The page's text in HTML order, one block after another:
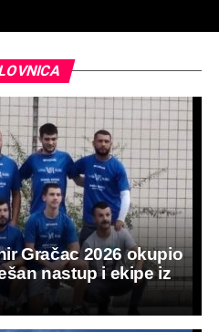
Gračac 2026 okupio
nastup i ekipe iz